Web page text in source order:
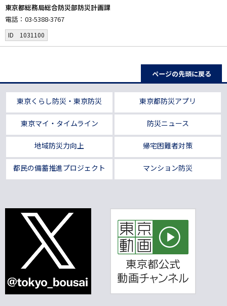
東京都総務局総合防災部防災計画課
電話：03-5388-3767
ID 1031100
ページの先頭に戻る
東京くらし防災・東京防災 東京都防災アプリ
東京マイ・タイムライン 防災ニュース
地域防災力向上 帰宅困難者対策
都民の備蓄推進プロジェクト マンション防災